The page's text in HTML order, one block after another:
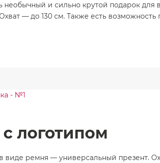
необычный и сильно крутой подарок
— до 130 см. Также есть
логотипом
виде ремня — универсальный презент.